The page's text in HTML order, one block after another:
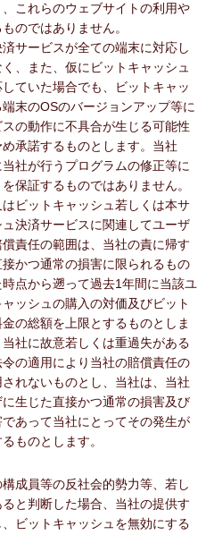
これらのウェブサイトの利用や
のではありません。
サービスが全ての端末に対応し
、また、仮にビットキャッシュ
ていた場合でも、ビットキャッ
末のOSのバージョンアップ等に
の動作に不具合が生じる可能性
承諾するものとします。当社
社が行うプログラムの修正等に
保証するものではありません。
ビットキャッシュ若しくは本サ
決済サービスに関連してユーザ
責任の範囲は、当社の責に帰す
かつ通常の損害に限られるもの
点から遡って過去1年間に当該ユ
ッシュの購入の対価及びビット
の総額を上限とするものとしま
社に故意若しくは重過失がある
の適用により当社の賠償責任の
れないものとし、当社は、当社
生じた直接かつ通常の損害及び
あって当社にとってその発生が
ものとします。
成員等の反社会的勢力等、若し
と判断した場合、当社の提供す
ビットキャッシュを無効にする